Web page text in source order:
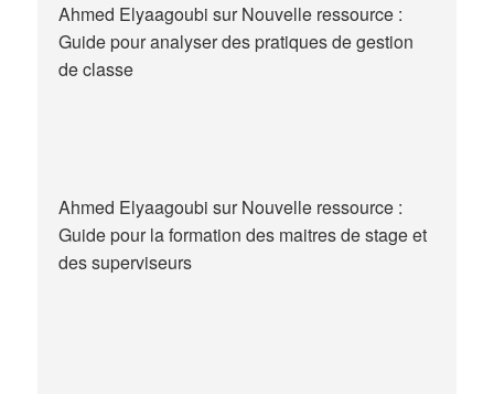
Ahmed Elyaagoubi surNouvelle ressource :
Guide pour analyser des pratiques de gestion
de classe
Ahmed Elyaagoubi surNouvelle ressource :
Guide pour la formation des maitres de stage et
des superviseurs